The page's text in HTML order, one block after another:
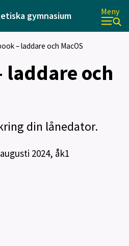
gymnasium Meny
– laddare och MacOS
laddare och
din lånedator.
2024, åk1